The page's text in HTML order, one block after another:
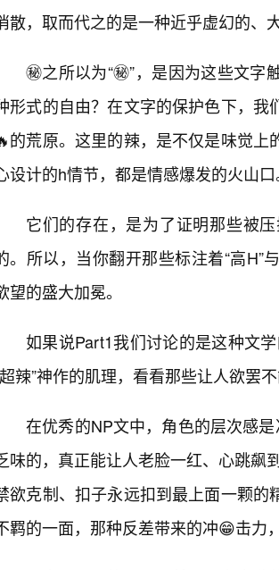
散，取而代之的是一种近乎虚幻的、
㊙️之所以为“㊙️”，是因为这些文
形式的自由？在文字的保护色下，
的荒原。这里的辣，是不仅是味觉
设计的h情节，都是情感爆发的火山
它们的存在，是为了证明那些被
。所以，当你翻开那些标注着“高H”
望的盛大加冕。
如果说Part1我们讨论的是这种文
辣”神作的肌理，看看那些让人欲罢
在优秀的NP文中，角色的层次感
味的，真正能让人老脸一红、心跳飙
欲克制、扣子永远扣到最上面一颗
羁的一面，那种反差带来的冲😁击力